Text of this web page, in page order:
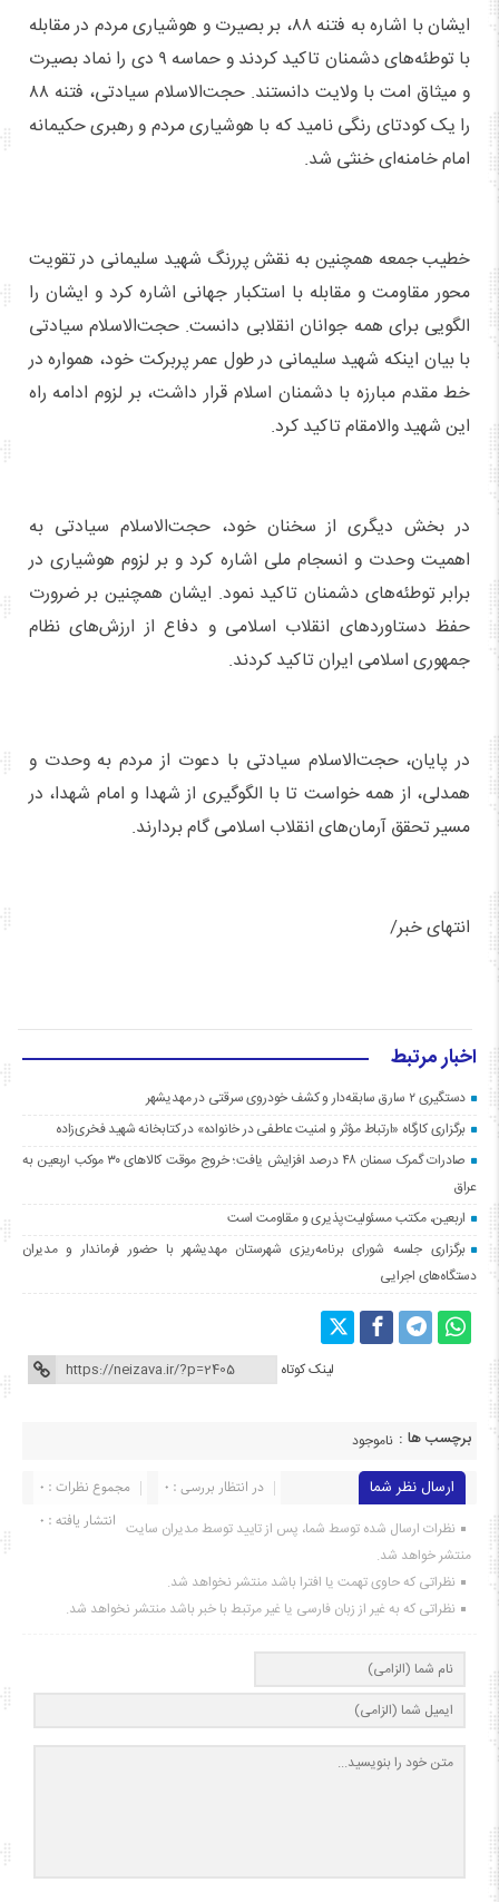
ایشان با اشاره به فتنه ۸۸، بر بصیرت و هوشیاری مردم در مقابله
با توطئه‌های دشمنان تاکید کردند و حماسه ۹ دی را نماد بصیرت
و میثاق امت با ولایت دانستند. حجت‌الاسلام سیادتی، فتنه ۸۸
را یک کودتای رنگی نامید که با هوشیاری مردم و رهبری حکیمانه
امام خامنه‌ای خنثی شد.
خطیب جمعه همچنین به نقش پررنگ شهید سلیمانی در تقویت
محور مقاومت و مقابله با استکبار جهانی اشاره کرد و ایشان را
الگویی برای همه جوانان انقلابی دانست. حجت‌الاسلام سیادتی
با بیان اینکه شهید سلیمانی در طول عمر پربرکت خود، همواره در
خط مقدم مبارزه با دشمنان اسلام قرار داشت، بر لزوم ادامه راه
این شهید والامقام تاکید کرد.
در بخش دیگری از سخنان خود، حجت‌الاسلام سیادتی به
اهمیت وحدت و انسجام ملی اشاره کرد و بر لزوم هوشیاری در
برابر توطئه‌های دشمنان تاکید نمود. ایشان همچنین بر ضرورت
حفظ دستاوردهای انقلاب اسلامی و دفاع از ارزش‌های نظام
جمهوری اسلامی ایران تاکید کردند.
در پایان، حجت‌الاسلام سیادتی با دعوت از مردم به وحدت و
همدلی، از همه خواست تا با الگوگیری از شهدا و امام شهدا، در
مسیر تحقق آرمان‌های انقلاب اسلامی گام بردارند.
انتهای خبر/
اخبار مرتبط
دستگیری ۲ سارق سابقه‌دار و کشف خودروی سرقتی در مهدیشهر
برگزاری کارگاه «ارتباط مؤثر و امنیت عاطفی در خانواده» در کتابخانه شهید فخری‌زاده
صادرات گمرک سمنان ۴۸ درصد افزایش یافت؛ خروج موقت کالاهای ۳۰ موکب اربعین به
عراق
اربعین، مکتب مسئولیت‌پذیری و مقاومت است
برگزاری جلسه شورای برنامه‌ریزی شهرستان مهدیشهر با حضور فرماندار و مدیران
دستگاه‌های اجرایی
لینک کوتاه
برچسب ها : ناموجود
ارسال نظر شما مجموع نظرات : 0
در انتظار بررسی : 0
انتشار یافته : ۰ نظرات ارسال شده توسط شما، پس از تایید توسط مدیران سایت
منتشر خواهد شد.
نظراتی که حاوی تهمت یا افترا باشد منتشر نخواهد شد.
نظراتی که به غیر از زبان فارسی یا غیر مرتبط با خبر باشد منتشر نخواهد شد.